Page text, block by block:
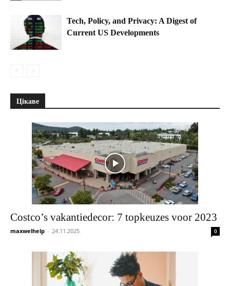
Tech, Policy, and Privacy: A Digest of
Current US Developments
Цікаве
Costco’s vakantiedecor: 7 topkeuzes voor 2023
maxwelhelp - 24.11.2025 0